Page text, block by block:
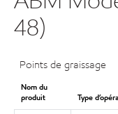
48)
Points de graissage
Nom du
produit
Type